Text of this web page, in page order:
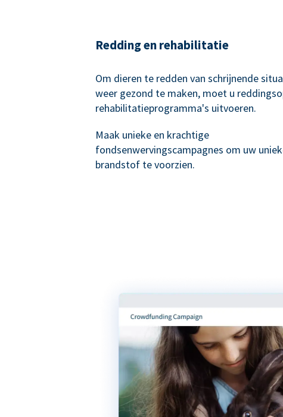
Redding en rehabilitatie
Om dieren te redden van schrijnende
weer gezond te maken, moet u
rehabilitatieprogramma's uitvoeren.
Maak unieke en krachtige
fondsenwervingscampagnes om uw
brandstof te voorzien.